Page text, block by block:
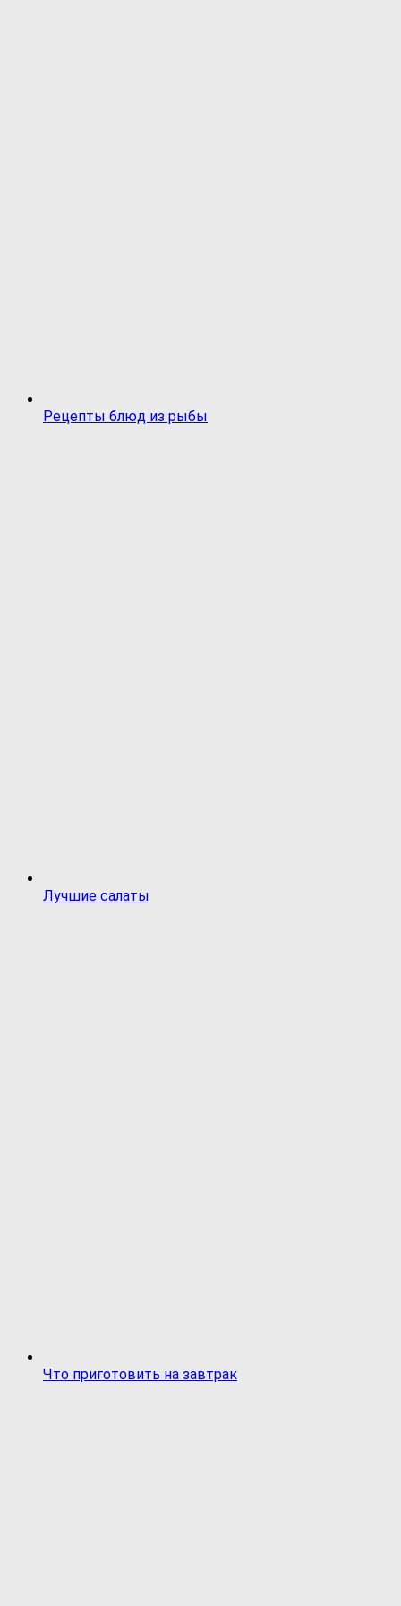
Рецепты блюд из рыбы
Лучшие салаты
Что приготовить на завтрак